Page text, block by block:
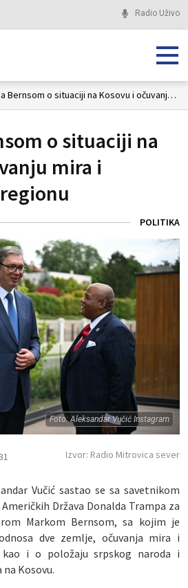
Radio Uživo
Vučić sa Bernsom o situaciji na Kosovu i očuvanju mira i stabilnosti u regionu
o situaciji na
mira i
POLITIKA
Foto: Aleksandar Vučić Instagram
Izvor: Radio Mitrovica sever
Vučić sastao se sa savetnikom
Država Donalda Trampa za
Markom Bernsom, sa kojim je
dve zemlje, očuvanja mira i
i o položaju srpskog naroda i
Kosovu.